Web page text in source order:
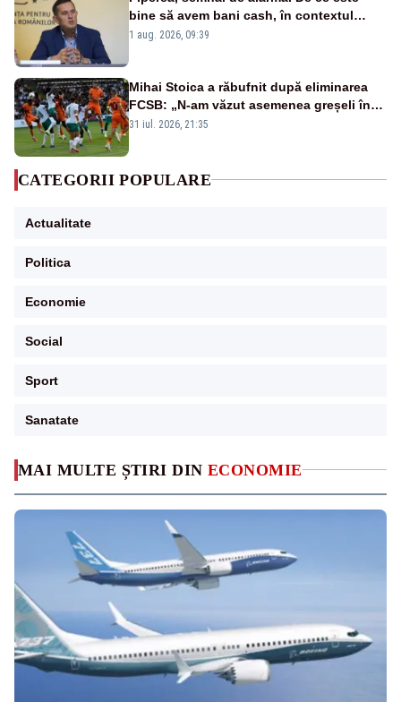
MAI MULTE ȘTIRI DIN ECONOMIE
bine să avem bani cash, în contextul
alertei energetice?
1 aug. 2026, 09:39
Mihai Stoica a răbufnit după eliminarea
FCSB: „N-am văzut asemenea greșeli în
190 de meciuri europene”
31 iul. 2026, 21:35
CATEGORII POPULARE
Actualitate
Politica
Economie
Social
Sport
Sanatate